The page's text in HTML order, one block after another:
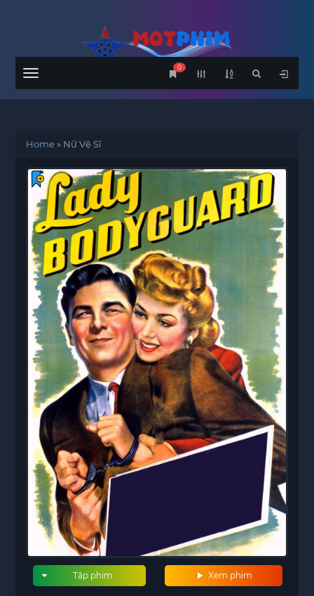
Menu
0
Home» Nữ Vệ Sĩ
Xem phim
Tập phim